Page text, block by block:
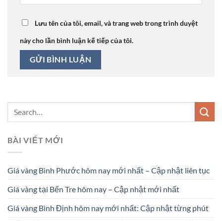
Lưu tên của tôi, email, và trang web trong trình duyệt
này cho lần bình luận kế tiếp của tôi.
BÀI VIẾT MỚI
Giá vàng Bình Phước hôm nay mới nhất – Cập nhật liên tục
Giá vàng tại Bến Tre hôm nay – Cập nhật mới nhất
Giá vàng Bình Định hôm nay mới nhất: Cập nhật từng phút